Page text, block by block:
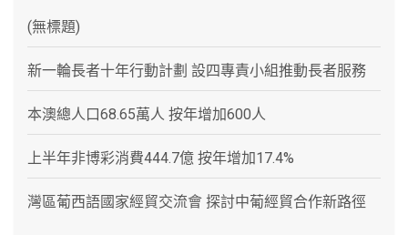
(無標題)
新一輪長者十年行動計劃 設四專責小組推動長者服務
本澳總人口68.65萬人 按年增加600人
上半年非博彩消費444.7億 按年增加17.4%
灣區葡西語國家經貿交流會 探討中葡經貿合作新路徑